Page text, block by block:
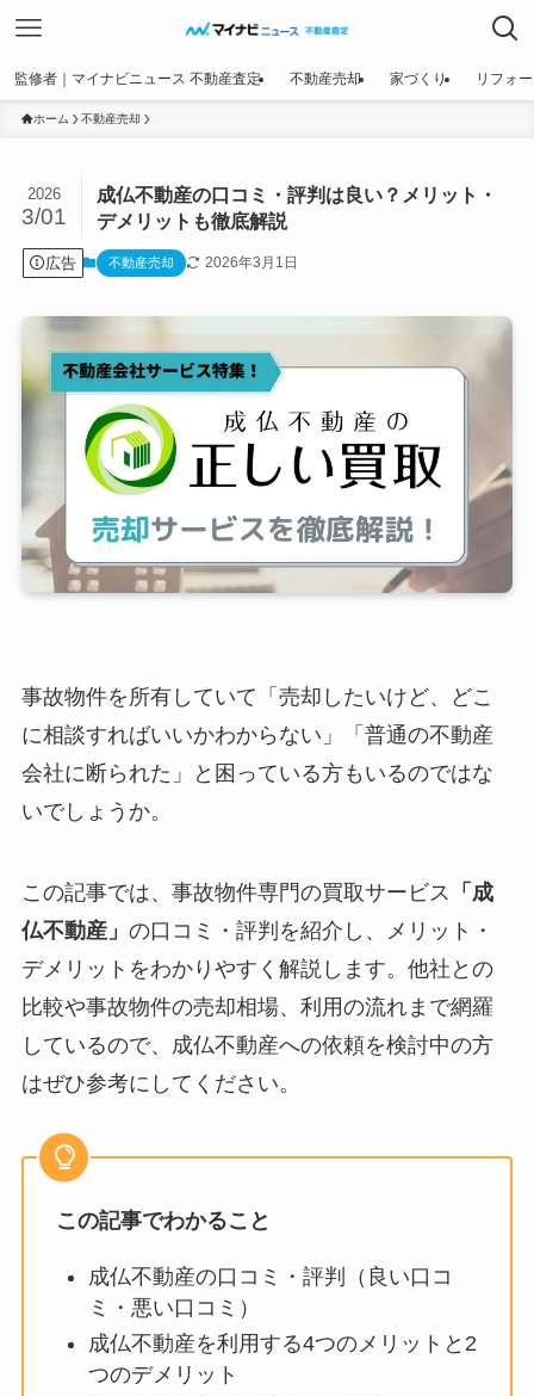
監修者｜マイナビニュース 不動産査定 不動産売却 家づくり リフォ
ホーム 不動産売却
成仏不動産の口コミ・評判は良い？メリット・
デメリットも徹底解説
2026
3/01
広告 不動産売却 2026年3月1日
事故物件を所有していて「売却したいけど、どこ
に相談すればいいかわからない」「普通の不動産
会社に断られた」と困っている方もいるのではな
いでしょうか。
この記事では、事故物件専門の買取サービス 「成
仏不動産」 の口コミ・評判を紹介し、メリット・
デメリットをわかりやすく解説します。他社との
比較や事故物件の売却相場、利用の流れまで網羅
しているので、成仏不動産への依頼を検討中の方
はぜひ参考にしてください。
この記事でわかること
成仏不動産の口コミ・評判（良い口コ
ミ・悪い口コミ）
成仏不動産を利用する4つのメリットと2
つのデメリット